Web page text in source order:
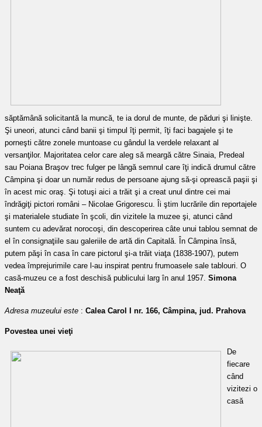
săptămână solicitantă la muncă, te ia dorul de munte, de păduri şi linişte.
Şi uneori, atunci când banii şi timpul îţi permit, îţi faci bagajele şi te
porneşti către zonele muntoase cu gândul la verdele relaxant al
versanţilor. Majoritatea celor care aleg să meargă către Sinaia, Predeal
sau Poiana Braşov trec fulger pe lângă semnul care îţi indică drumul către
Câmpina şi doar un număr redus de persoane ajung să-şi oprească paşii şi
în acest mic oraş. Şi totuşi aici a trăit şi a creat unul dintre cei mai
îndrăgiţi pictori români – Nicolae Grigorescu. Îi ştim lucrările din reportajele
şi materialele studiate în şcoli, din vizitele la muzee şi, atunci când
suntem cu adevărat norocoşi, din descoperirea câte unui tablou semnat de
el în consignaţiile sau galeriile de artă din Capitală. În Câmpina însă,
putem păşi în casa în care pictorul şi-a trăit viaţa (1838-1907), putem
vedea împrejurimile care l-au inspirat pentru frumoasele sale tablouri. O
casă-muzeu ce a fost deschisă publicului larg în anul 1957. Simona
Neaţă
Adresa muzeului este : Calea Carol I nr. 166, Câmpina, jud. Prahova
Povestea unei vieţi
De
fiecare
când
vizitezi o
casă